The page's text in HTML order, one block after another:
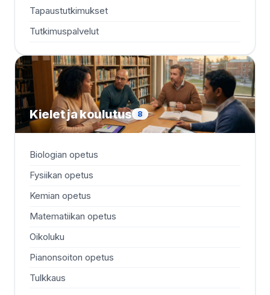
Tapaustutkimukset
Tutkimuspalvelut
Kielet ja koulutus 8
Biologian opetus
Fysiikan opetus
Kemian opetus
Matematiikan opetus
Oikoluku
Pianonsoiton opetus
Tulkkaus